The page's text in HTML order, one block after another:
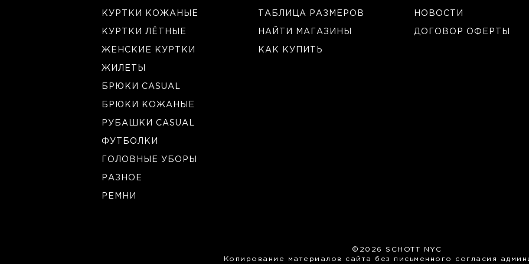
КУРТКИ КОЖАНЫЕ
КУРТКИ ЛЁТНЫЕ
ЖЕНСКИЕ КУРТКИ
ЖИЛЕТЫ
БРЮКИ CASUAL
БРЮКИ КОЖАНЫЕ
РУБАШКИ CASUAL
ФУТБОЛКИ
ГОЛОВНЫЕ УБОРЫ
РАЗНОЕ
РЕМНИ
ТАБЛИЦА РАЗМЕРОВ
НАЙТИ МАГАЗИНЫ
КАК КУПИТЬ
НОВОСТИ
ДОГОВОР ОФЕРТЫ
©2026 SCHOTT NYC
Копирование материалов сайта без письменного согласия